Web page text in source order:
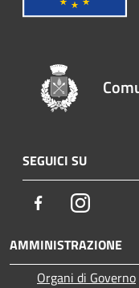
SEGUICI SU
FacebookInstagram
AMMINISTRAZIONE
Organi di Governo